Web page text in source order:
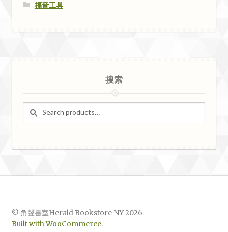
福音工具
搜索
© 角聲書室Herald Bookstore NY 2026
Built with WooCommerce.